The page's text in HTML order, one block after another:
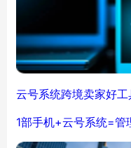
云号系统跨境卖家好
1部手机+云号系统=管